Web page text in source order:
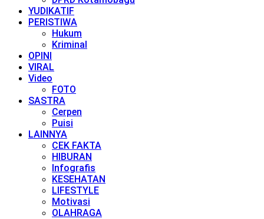
YUDIKATIF
PERISTIWA
Hukum
Kriminal
OPINI
VIRAL
Video
FOTO
SASTRA
Cerpen
Puisi
LAINNYA
CEK FAKTA
HIBURAN
Infografis
KESEHATAN
LIFESTYLE
Motivasi
OLAHRAGA